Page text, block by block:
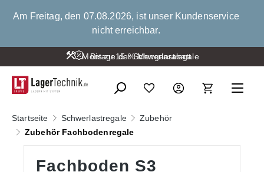
springen
Am Freitag, den 07.08.2026, ist unser Kundenservice
nicht erreichbar.
Bis zu 15 % Mengenrabatt
Montage der Schwerlastregale
Startseite Schwerlastregale
Zubehör
Zubehör Fachbodenregale
Fachboden S3